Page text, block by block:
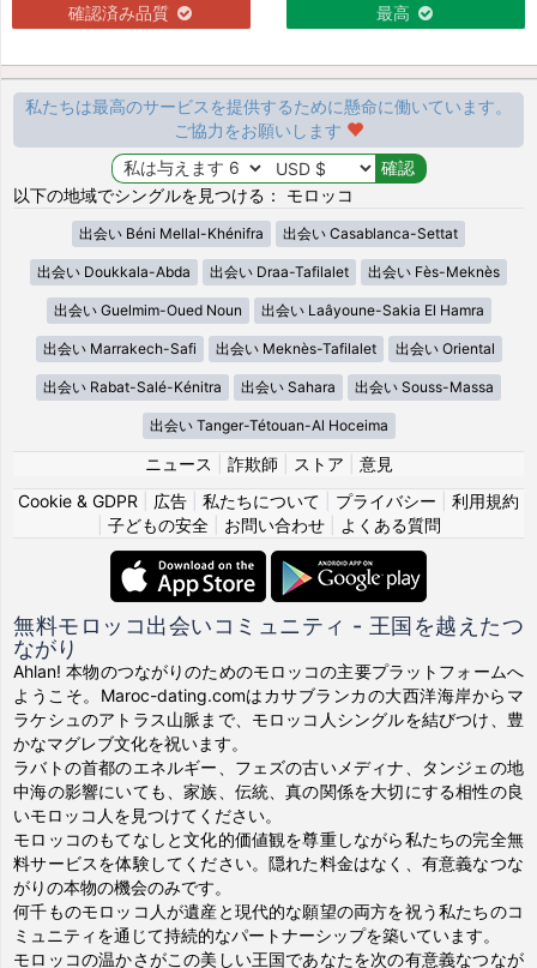
確認済み品質 最高
私たちは最高のサービスを提供するために懸命に働いています。
ご協力をお願いします
以下の地域でシングルを見つける： モロッコ
出会い Béni Mellal-Khénifra 出会い Casablanca-Settat
出会い Doukkala-Abda 出会い Draa-Tafilalet 出会い Fès-Meknès
出会い Guelmim-Oued Noun 出会い Laâyoune-Sakia El Hamra
出会い Marrakech-Safi 出会い Meknès-Tafilalet 出会い Oriental
出会い Rabat-Salé-Kénitra 出会い Sahara 出会い Souss-Massa
出会い Tanger-Tétouan-Al Hoceima
ニュース 詐欺師 ストア
意見
Cookie & GDPR
広告 私たちについて プライバシー
利用規約
子どもの安全| お問い合わせ| よくある質問
無料モロッコ出会いコミュニティ - 王国を越えたつ
ながり
Ahlan! 本物のつながりのためのモロッコの主要プラットフォームへ
ようこそ。Maroc-dating.comはカサブランカの大西洋海岸からマ
ラケシュのアトラス山脈まで、モロッコ人シングルを結びつけ、豊
かなマグレブ文化を祝います。
ラバトの首都のエネルギー、フェズの古いメディナ、タンジェの地
中海の影響にいても、家族、伝統、真の関係を大切にする相性の良
いモロッコ人を見つけてください。
モロッコのもてなしと文化的価値観を尊重しながら私たちの完全無
料サービスを体験してください。隠れた料金はなく、有意義なつな
がりの本物の機会のみです。
何千ものモロッコ人が遺産と現代的な願望の両方を祝う私たちのコ
ミュニティを通じて持続的なパートナーシップを築いています。
モロッコの温かさがこの美しい王国であなたを次の有意義なつなが